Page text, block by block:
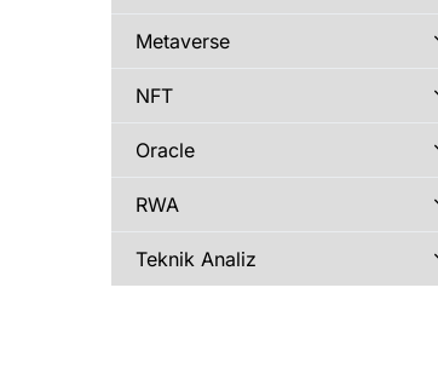
Metaverse
NFT
Oracle
RWA
Teknik Analiz